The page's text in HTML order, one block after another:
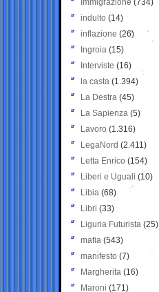
Immigrazione (734)
indulto (14)
inflazione (26)
Ingroia (15)
Interviste (16)
la casta (1.394)
La Destra (45)
La Sapienza (5)
Lavoro (1.316)
LegaNord (2.411)
Letta Enrico (154)
Liberi e Uguali (10)
Libia (68)
Libri (33)
Liguria Futurista (25)
mafia (543)
manifesto (7)
Margherita (16)
Maroni (171)